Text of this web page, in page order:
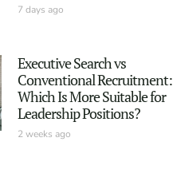
7 days ago
Executive Search vs
Conventional Recruitment:
Which Is More Suitable for
Leadership Positions?
2 weeks ago